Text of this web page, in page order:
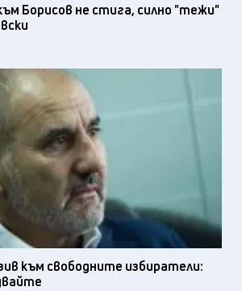
Борисов не стига, силно "тежи"
към свободните избиратели: